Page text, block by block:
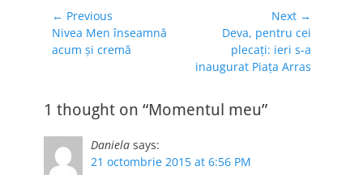
Navigare
în
articole
← Previous
Previous
post:
Nivea Men înseamnă
acum și cremă
Next →
Deva, pentru cei
plecați: ieri s-a
inaugurat Piața Arras
1 thought on “Momentul meu”
Daniela says:
21 octombrie 2015 at 6:56 PM